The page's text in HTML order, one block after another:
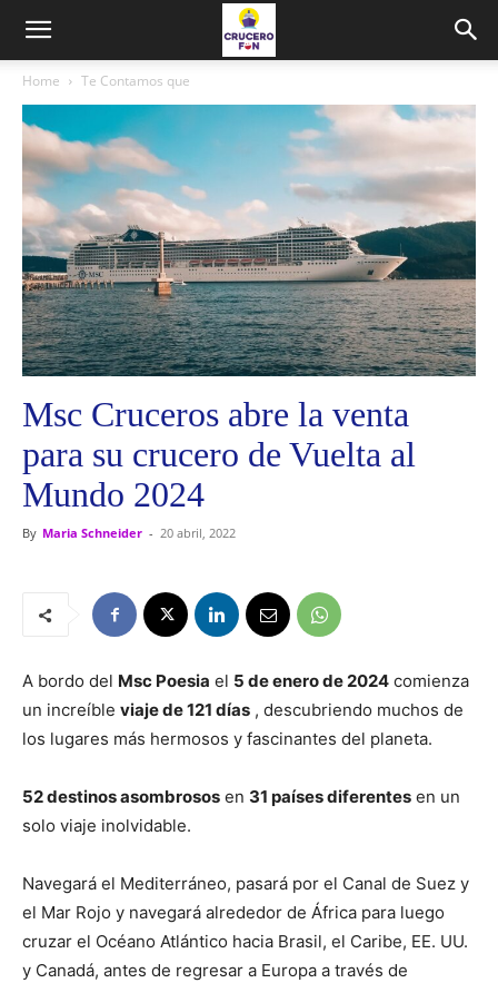
Home Te Contamos que
Msc Cruceros abre la venta
para su crucero de Vuelta al
Mundo 2024
By Maria Schneider - 20 abril, 2022
A bordo del Msc Poesia el 5 de enero de 2024 comienza
un increíble viaje de 121 días , descubriendo muchos de
los lugares más hermosos y fascinantes del planeta.
52 destinos asombrosos en 31 países diferentes en un
solo viaje inolvidable.
Navegará el Mediterráneo, pasará por el Canal de Suez y
el Mar Rojo y navegará alrededor de África para luego
cruzar el Océano Atlántico hacia Brasil, el Caribe, EE. UU.
y Canadá, antes de regresar a Europa a través de